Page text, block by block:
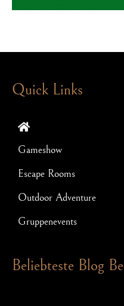
Quick Links
Gameshow
Escape Rooms
Outdoor Adventure
Gruppenevents
Beliebteste Blog